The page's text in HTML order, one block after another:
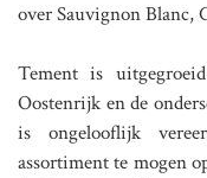
over Sauvignon Blanc,
Tement is
Oostenrijk en de
is ongelooflijk
assortiment te mogen